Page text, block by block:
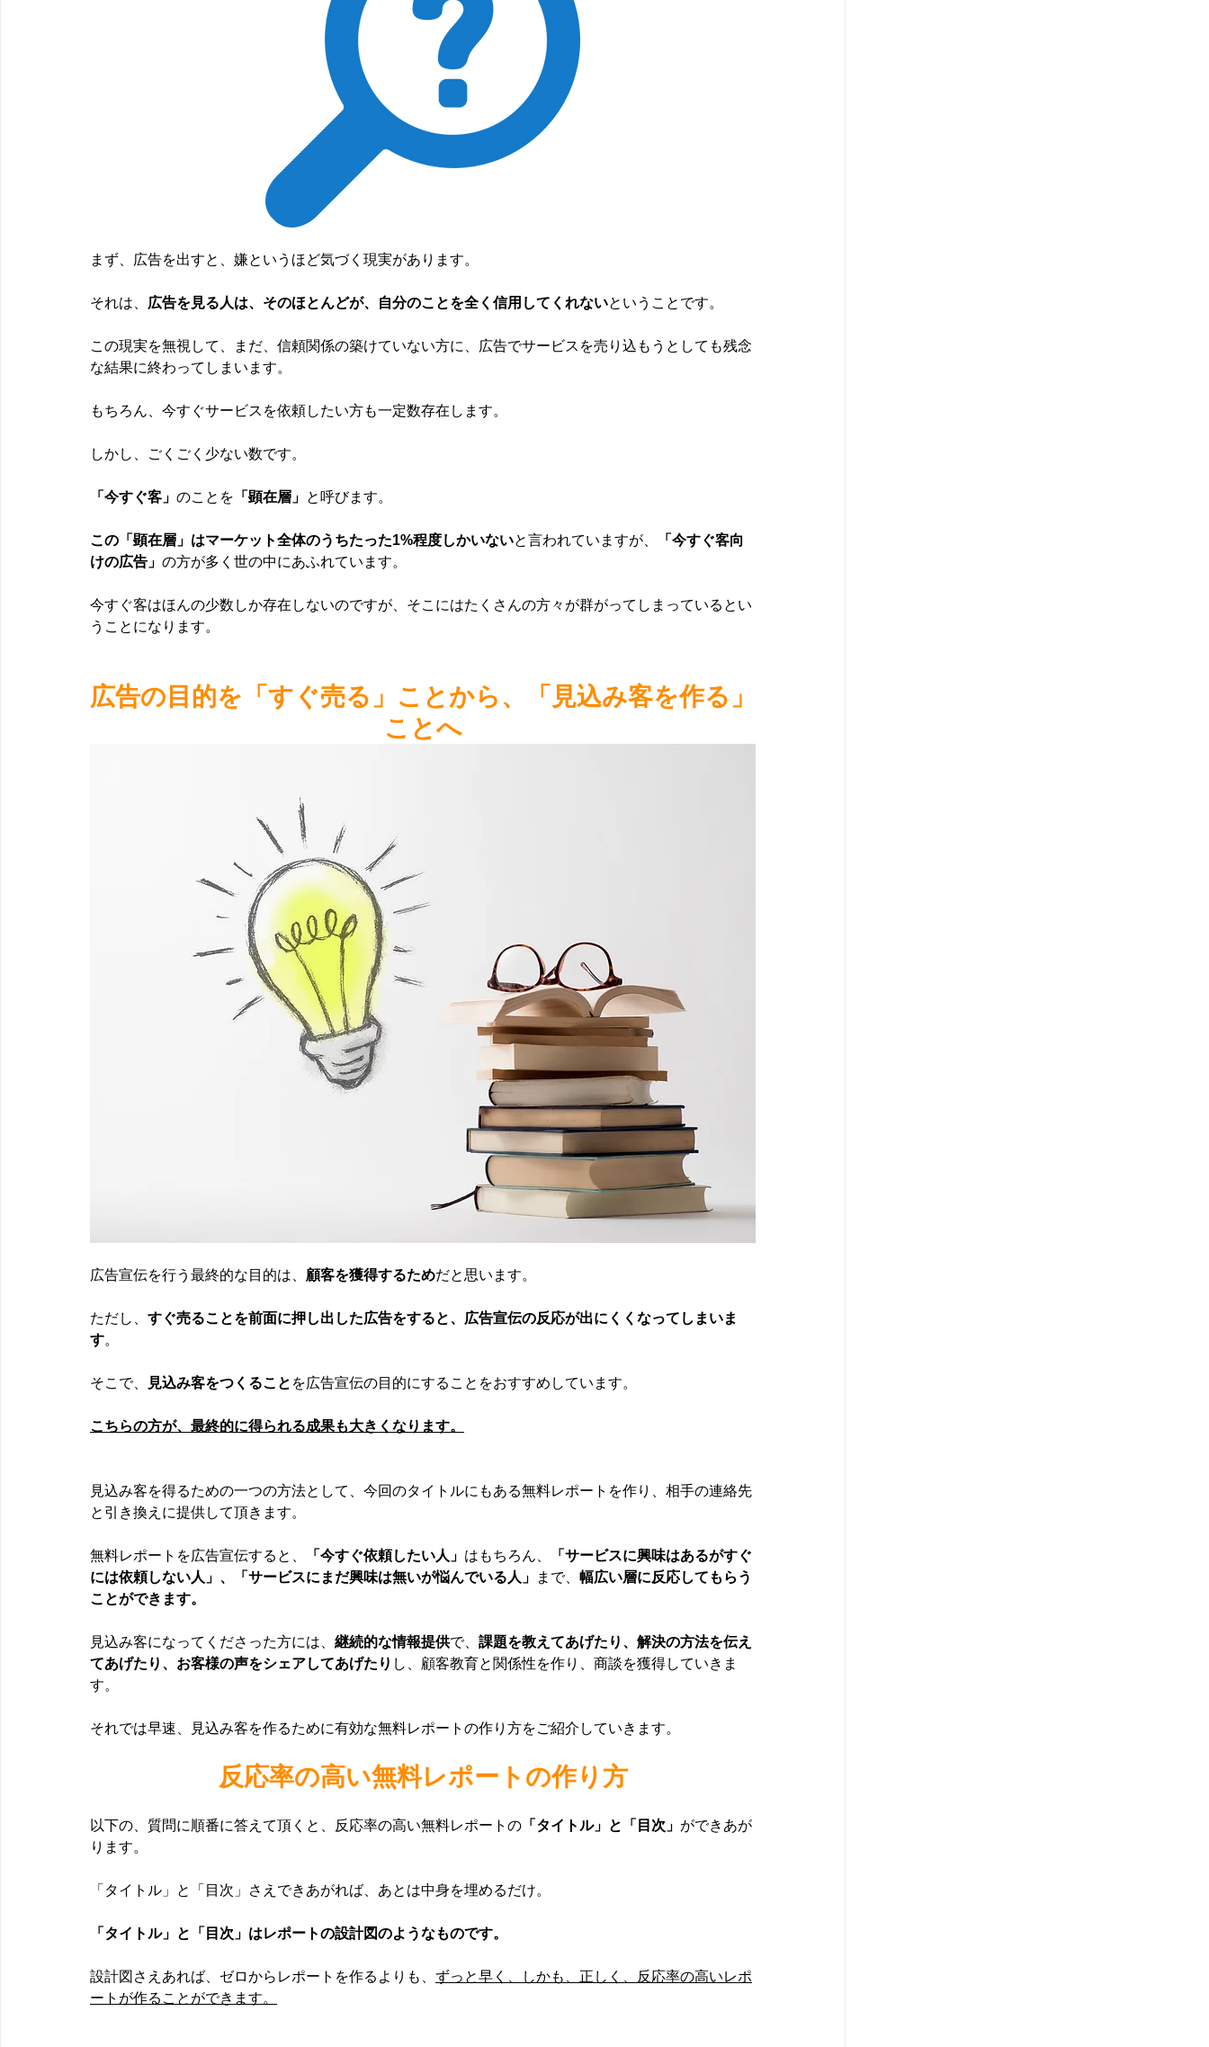
まず、広告を出すと、嫌というほど気づく現実があります。
それは、 広告を見る人は、そのほとんどが、自分のことを全く信用してくれないということです。
この現実を無視して、まだ、信頼関係の築けていない方に、広告でサービスを売り込もうとしても残念
な結果に終わってしまいます。
もちろん、今すぐサービスを依頼したい方も一定数存在します。
しかし、ごくごく少ない数です。
「今すぐ客」 のことを 「顕在層」 と呼びます。
この「顕在層」はマーケット全体のうちたった1%程度しかいないと言われていますが、
「今すぐ客向
けの広告」 の方が多く世の中にあふれています。
今すぐ客はほんの少数しか存在しないのですが、そこにはたくさんの方々が群がってしまっているとい
うことになります。
広告の目的を「すぐ売る」ことから、「見込み客を作る」
ことへ
広告宣伝を行う最終的な目的は、 顧客を獲得するためだと思います。
ただし、 すぐ売ることを前面に押し出した広告をすると、広告宣伝の反応が出にくくなってしまいま
す。
そこで、 見込み客をつくること を広告宣伝の目的にすることをおすすめしています。
こちらの方が、最終的に得られる成果も大きくなります。
見込み客を得るための一つの方法として、今回のタイトルにもある無料レポートを作り、相手の連絡先
と引き換えに提供して頂きます。
無料レポートを広告宣伝すると、 「今すぐ依頼したい人」 はもちろん、
「サービスに興味はあるがすぐ
には依頼しない人」、「サービスにまだ興味は無いが悩んでいる人」
まで、 幅広い層に反応してもらう
ことができます。
見込み客になってくださった方には、 継続的な情報提供で、 課題を教えてあげたり、解決の方法を伝え
てあげたり、お客様の声をシェアしてあげたり し、顧客教育と関係性を作り、商談を獲得していきま
す。
それでは早速、見込み客を作るために有効な無料レポートの作り方をご紹介していきます。
反応率の高い無料レポートの作り方
以下の、質問に順番に答えて頂くと、反応率の高い無料レポートの 「タイトル」と「目次」 ができあが
ります。
「タイトル」と「目次」さえできあがれば、あとは中身を埋めるだけ。
「タイトル」と「目次」はレポートの設計図のようなものです。
設計図さえあれば、ゼロからレポートを作るよりも、 ずっと早く、しかも、正しく、反応率の高いレポ
ートが作ることができます。